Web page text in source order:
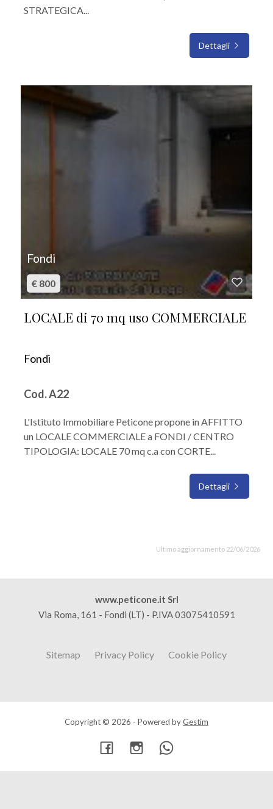
STRATEGICA...
Dettagli
Fondi
€ 800
LOCALE di 70 mq uso COMMERCIALE
Fondi
Cod. A22
L'Istituto Immobiliare Peticone propone in AFFITTO
un LOCALE COMMERCIALE a FONDI / CENTRO
TIPOLOGIA: LOCALE 70 mq c.a con CORTE...
Dettagli
Ultimo aggiornamento 22/06/2026
www.peticone.it Srl
Via Roma, 161 - Fondi (LT) - P.IVA 03075410591
Sitemap Privacy Policy Cookie Policy
Copyright © 2026 - Powered byGestim